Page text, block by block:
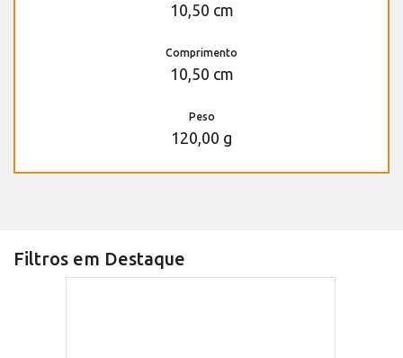
10,50 cm
Comprimento
10,50 cm
Peso
120,00 g
Filtros em Destaque